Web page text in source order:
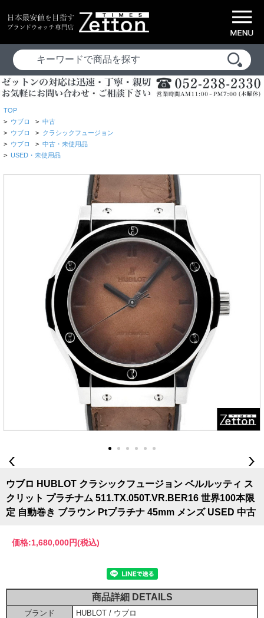
TOP
> ウブロ > 中古
> ウブロ > クラシックフュージョン
> ウブロ > 中古・未使用品
> USED・未使用品
ウブロ HUBLOT クラシックフュージョン ベルルッティ ス
クリット プラチナム 511.TX.050T.VR.BER16 世界100本限
定 自動巻き ブラウン Ptプラチナ 45mm メンズ USED 中古
価格:1,680,000円(税込)
商品詳細 DETAILS
ブランド HUBLOT / ウブロ